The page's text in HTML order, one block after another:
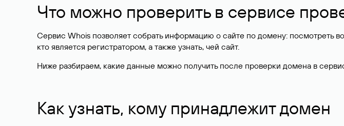
Что можно проверить в сервисе
Сервис Whois позволяет собрать информацию о сайте по домену: посмотреть
кто является регистратором, а также узнать, чей сайт.
Ниже разбираем, какие данные можно получить после проверки домена в
Как узнать, кому принадлежит домен